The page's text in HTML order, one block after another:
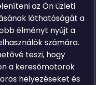
az Ön üzleti
láthatóságát a
élményt nyújt a
számára.
teszi, hogy
a keresőmotorok
helyezéseket és